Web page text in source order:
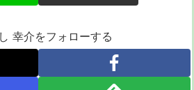
幸介をフォローする